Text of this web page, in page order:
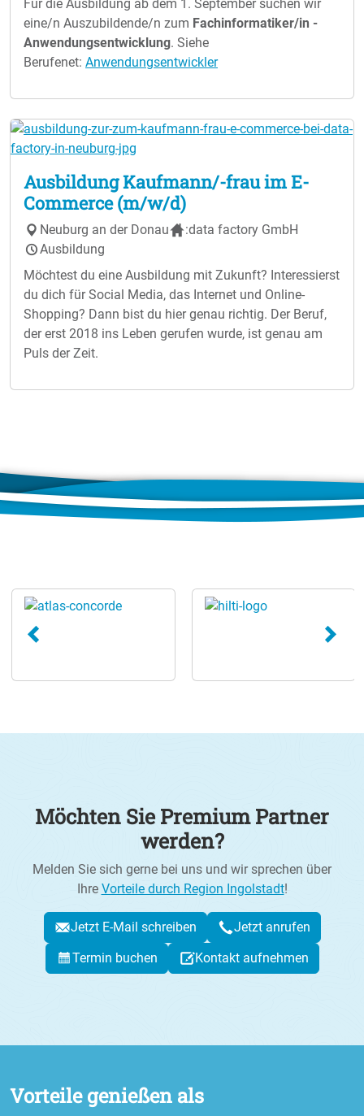
Für die Ausbildung ab dem 1. September suchen wir
eine/n Auszubildende/n zum Fachinformatiker/in -
Anwendungsentwicklung. Siehe
Berufenet: Anwendungsentwickler
Ausbildung Kaufmann/-frau im E-
Commerce (m/w/d)
Neuburg an der Donau
:data factory GmbH
Ausbildung
Möchtest du eine Ausbildung mit Zukunft? Interessierst
du dich für Social Media, das Internet und Online-
Shopping? Dann bist du hier genau richtig. Der Beruf,
der erst 2018 ins Leben gerufen wurde, ist genau am
Puls der Zeit.
Möchten Sie Premium Partner
werden?
Melden Sie sich gerne bei uns und wir sprechen über
Ihre Vorteile durch Region Ingolstadt!
Jetzt E-Mail schreiben
Jetzt anrufen
Termin buchen
Kontakt aufnehmen
Vorteile genießen als